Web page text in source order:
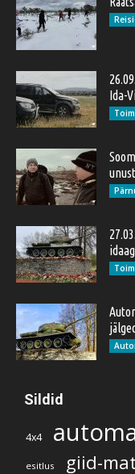
Ida-
Sildid
4x4
esitlus giid-